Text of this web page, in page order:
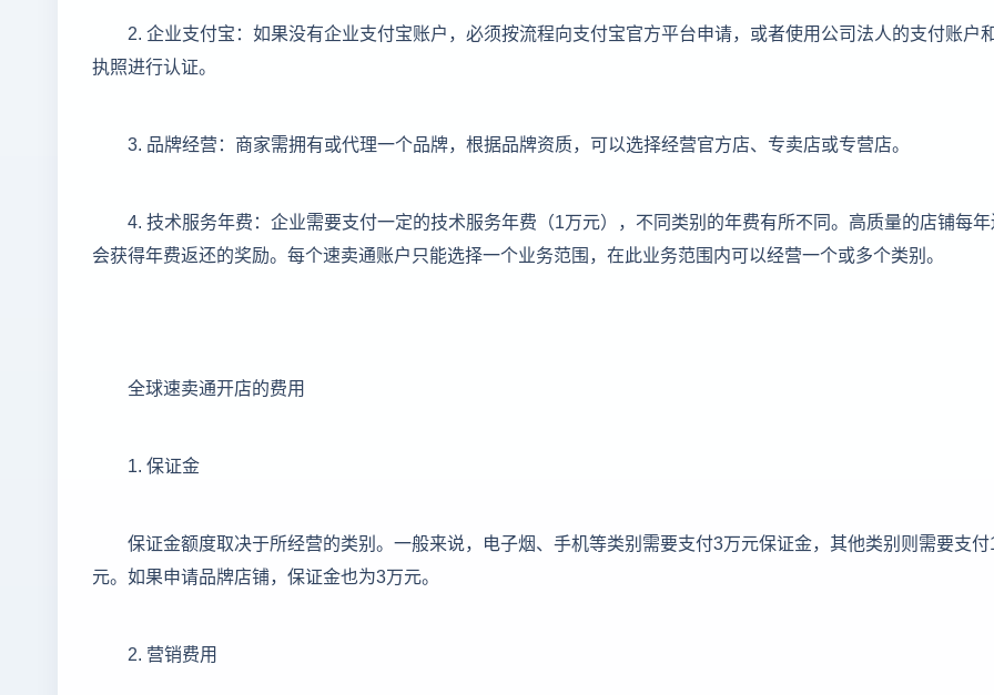
2. 企业支付宝：如果没有企业支付宝账户，必须按流程向支付宝官方平台申请，或者使用公司法人的支付账户
执照进行认证。
3. 品牌经营：商家需拥有或代理一个品牌，根据品牌资质，可以选择经营官方店、专卖店或专营店。
4. 技术服务年费：企业需要支付一定的技术服务年费（1万元），不同类别的年费有所不同。高质量的店铺每
会获得年费返还的奖励。每个速卖通账户只能选择一个业务范围，在此业务范围内可以经营一个或多个类别。
全球速卖通开店的费用
1. 保证金
保证金额度取决于所经营的类别。一般来说，电子烟、手机等类别需要支付3万元保证金，其他类别则需要支
元。如果申请品牌店铺，保证金也为3万元。
2. 营销费用